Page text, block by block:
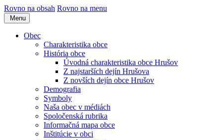
Rovno na obsah Rovno na menu
Menu
Obec
Charakteristika obce
História obce
Úvodná charakteristika obce Hrušov
Z najstarších dejín Hrušova
Z novších dejín obce Hrušov
Demografia
Symboly
Naša obec v médiách
Spoločenská rubrika
Informačná mapa obce
Inštitúcie v obci